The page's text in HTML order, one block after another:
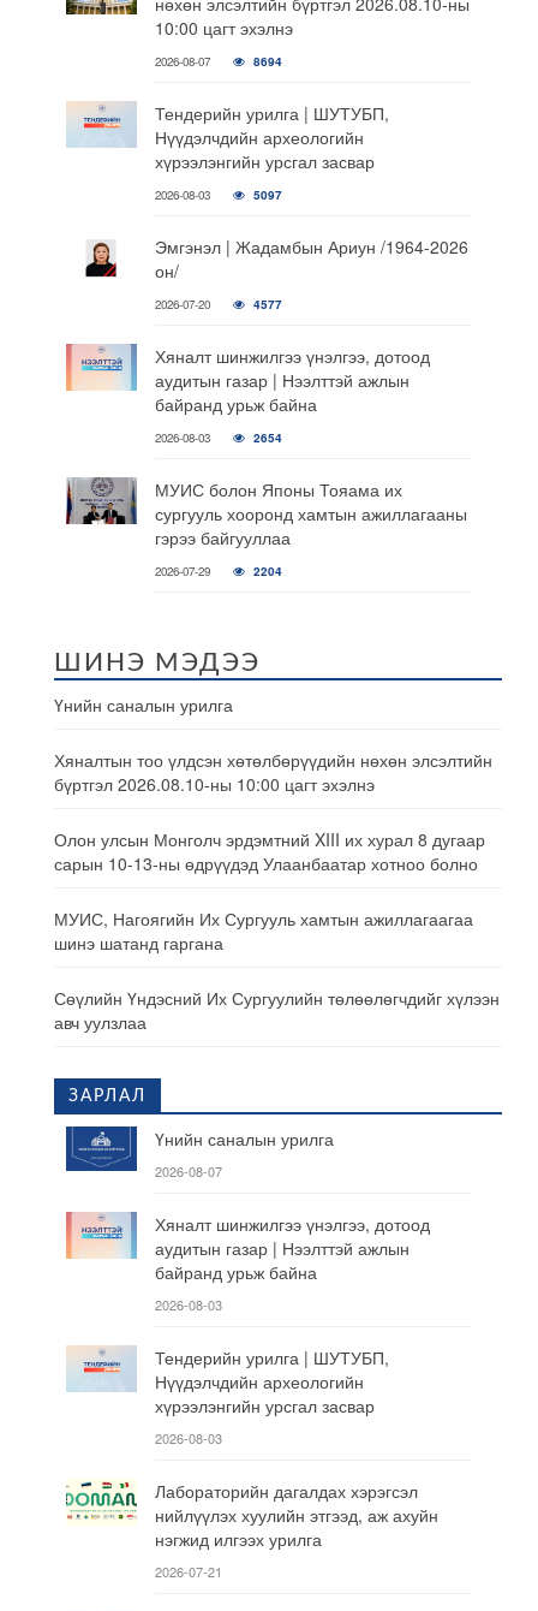
10:00 цагт эхэлнэ
2026-08-07 8694
Тендерийн урилга | ШУТУБП,
Нүүдэлчдийн археологийн
хүрээлэнгийн урсгал засвар
2026-08-03 5097
Эмгэнэл | Жадамбын Ариун /1964-2026
он/
2026-07-20 4577
Хяналт шинжилгээ үнэлгээ, дотоод
аудитын газар | Нээлттэй ажлын
байранд урьж байна
2026-08-03 2654
МУИС болон Японы Тояама их
сургууль хооронд хамтын ажиллагааны
гэрээ байгууллаа
2026-07-29 2204
ШИНЭ МЭДЭЭ
Үнийн саналын урилга
Хяналтын тоо үлдсэн хөтөлбөрүүдийн нөхөн элсэлтийн
бүртгэл 2026.08.10-ны 10:00 цагт эхэлнэ
Олон улсын Монголч эрдэмтний XIII их хурал 8 дугаар
сарын 10-13-ны өдрүүдэд Улаанбаатар хотноо болно
МУИС, Нагоягийн Их Сургууль хамтын ажиллагаагаа
шинэ шатанд гаргана
Сөүлийн Үндэсний Их Сургуулийн төлөөлөгчдийг хүлээн
авч уулзлаа
ЗАРЛАЛ
Үнийн саналын урилга
2026-08-07
Хяналт шинжилгээ үнэлгээ, дотоод
аудитын газар | Нээлттэй ажлын
байранд урьж байна
2026-08-03
Тендерийн урилга | ШУТУБП,
Нүүдэлчдийн археологийн
хүрээлэнгийн урсгал засвар
2026-08-03
Лабораторийн дагалдах хэрэгсэл
нийлүүлэх хуулийн этгээд, аж ахуйн
нэгжид илгээх урилга
2026-07-21